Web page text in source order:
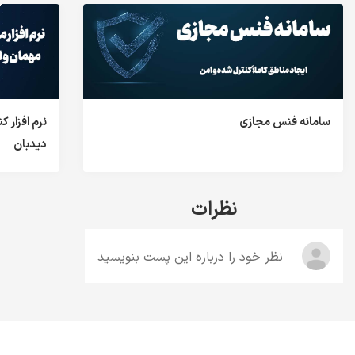
سامانه فنس مجازی
نرم
دیدبان
نظرات